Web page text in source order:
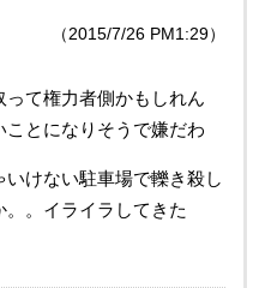
（2015/7/26 PM1:29）
て権力者側かもしれん
とになりそうで嫌だわ
けない駐車場で轢き殺し
。イライラしてきた